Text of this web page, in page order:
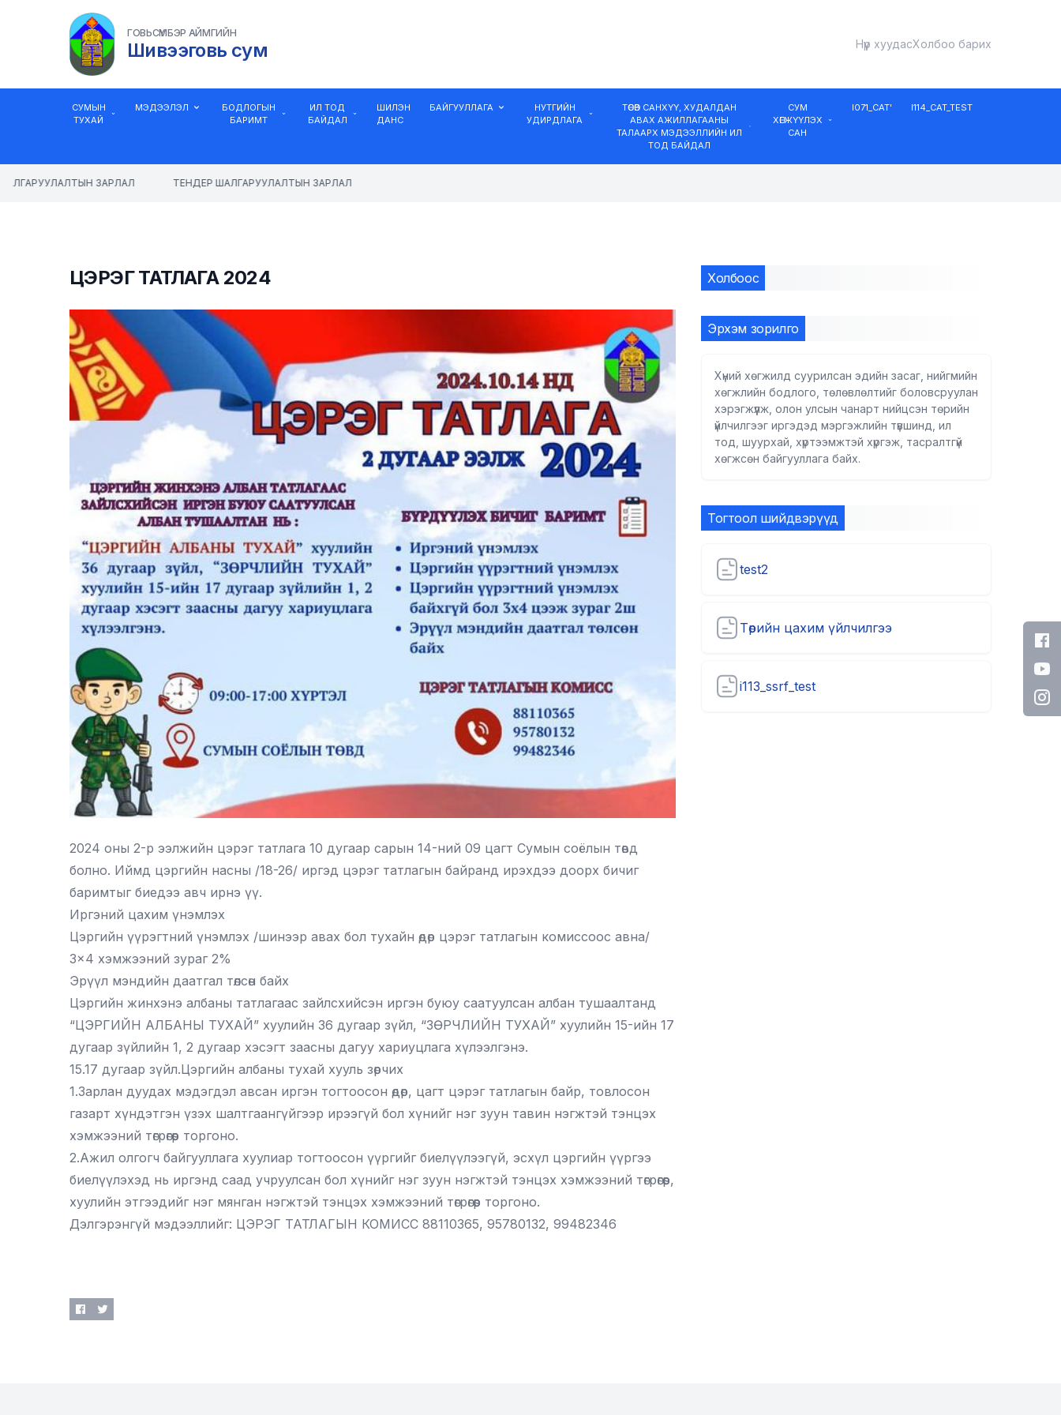
ГОВЬСҮМБЭР АЙМГИЙН
Шивээговь сум Нүүр хуудасХолбоо барих
СУМЫН
ТУХАЙ
МЭДЭЭЛЭЛ
БОДЛОГЫН
БАРИМТ
ИЛ ТОД
БАЙДАЛ
ШИЛЭН
ДАНС
БАЙГУУЛЛАГА
НУТГИЙН
УДИРДЛАГА
ТӨСӨВ САНХҮҮ, ХУДАЛДАН
АВАХ АЖИЛЛАГААНЫ
ТАЛААРХ МЭДЭЭЛЛИЙН ИЛ
ТОД БАЙДАЛ
СУМ
ХӨГЖҮҮЛЭХ
САН
I071_CAT' I114_CAT_TEST
ЗАРЛАЛ ТЕНДЕР ШАЛГАРУУЛАЛТЫН ЗАРЛАЛ
ЦЭРЭГ ТАТЛАГА 2024
2024 оны 2-р ээлжийн цэрэг татлага 10 дугаар сарын 14-ний 09 цагт Сумын соёлын төвд
болно. Иймд цэргийн насны /18-26/ иргэд цэрэг татлагын байранд ирэхдээ доорх бичиг
баримтыг биедээ авч ирнэ үү.
Иргэний цахим үнэмлэх
Цэргийн үүрэгтний үнэмлэх /шинээр авах бол тухайн өдөр цэрэг татлагын комиссоос авна/
3×4 хэмжээний зураг 2%
Эрүүл мэндийн даатгал төлсөн байх
Цэргийн жинхэнэ албаны татлагаас зайлсхийсэн иргэн буюу саатуулсан албан тушаалтанд
“ЦЭРГИЙН АЛБАНЫ ТУХАЙ” хуулийн 36 дугаар зүйл, “ЗӨРЧЛИЙН ТУХАЙ” хуулийн 15-ийн 17
дугаар зүйлийн 1, 2 дугаар хэсэгт заасны дагуу хариуцлага хүлээлгэнэ.
15.17 дугаар зүйл.Цэргийн албаны тухай хууль зөрчих
1.Зарлан дуудах мэдэгдэл авсан иргэн тогтоосон өдөр, цагт цэрэг татлагын байр, товлосон
газарт хүндэтгэн үзэх шалтгаангүйгээр ирээгүй бол хүнийг нэг зуун тавин нэгжтэй тэнцэх
хэмжээний төгрөгөөр торгоно.
2.Ажил олгогч байгууллага хуулиар тогтоосон үүргийг биелүүлээгүй, эсхүл цэргийн үүргээ
биелүүлэхэд нь иргэнд саад учруулсан бол хүнийг нэг зуун нэгжтэй тэнцэх хэмжээний төгрөгөөр,
хуулийн этгээдийг нэг мянган нэгжтэй тэнцэх хэмжээний төгрөгөөр торгоно.
Дэлгэрэнгүй мэдээллийг: ЦЭРЭГ ТАТЛАГЫН КОМИСС 88110365, 95780132, 99482346
Холбоос
Эрхэм зорилго
Хүний хөгжилд суурилсан эдийн засаг, нийгмийн
хөгжлийн бодлого, төлөвлөлтийг боловсруулан
хэрэгжүүлж, олон улсын чанарт нийцсэн төрийн
үйлчилгээг иргэдэд мэргэжлийн түвшинд, ил
тод, шуурхай, хүртээмжтэй хүргэж, тасралтгүй
хөгжсөн байгууллага байх.
Тогтоол шийдвэрүүд
test2
Төрийн цахим үйлчилгээ
i113_ssrf_test